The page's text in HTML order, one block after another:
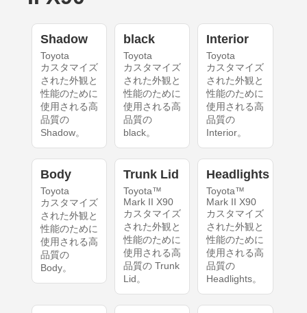
Shadow
Toyota
カスタマイズ
された外観と
性能のために
使用される高
品質の
Shadow。
black
Toyota
カスタマイズ
された外観と
性能のために
使用される高
品質の
black。
Interior
Toyota
カスタマイズ
された外観と
性能のために
使用される高
品質の
Interior。
Body
Toyota
カスタマイズ
された外観と
性能のために
使用される高
品質の
Body。
Trunk Lid
Toyota™
Mark II X90
カスタマイズ
された外観と
性能のために
使用される高
品質の Trunk
Lid。
Headlights
Toyota™
Mark II X90
カスタマイズ
された外観と
性能のために
使用される高
品質の
Headlights。